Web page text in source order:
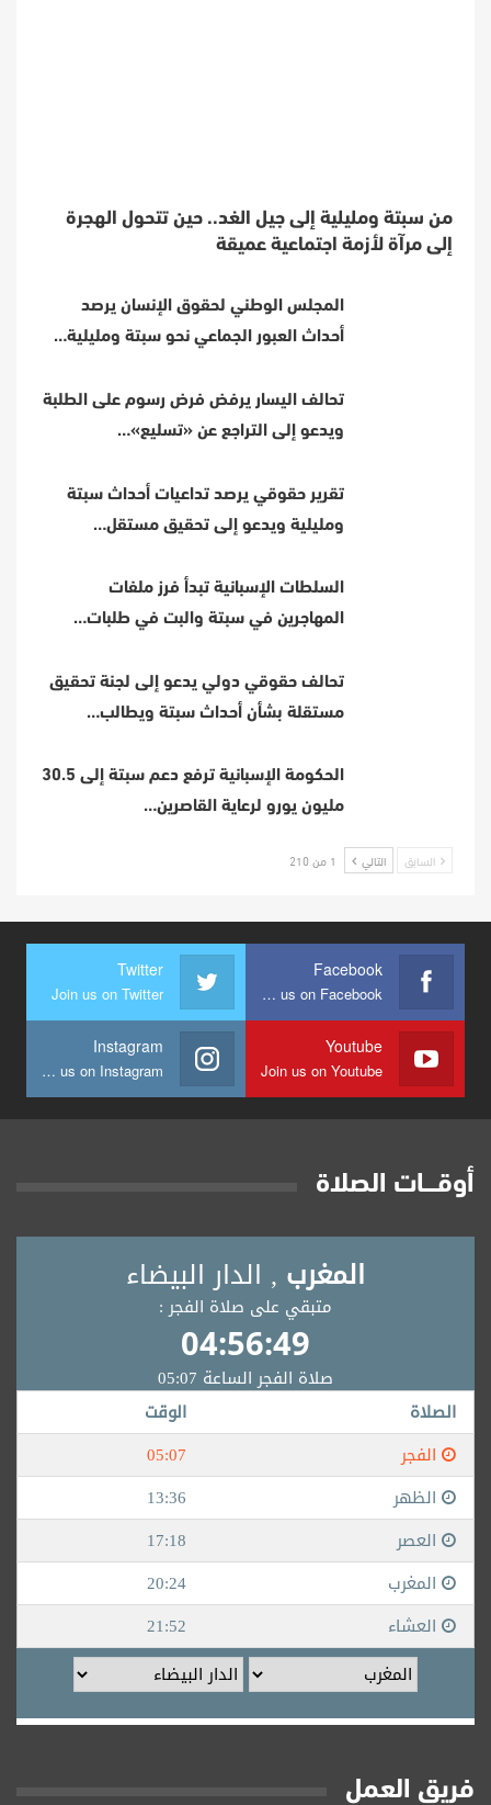
من سبتة ومليلية إلى جيل الغد.. حين تتحول الهجرة
إلى مرآة لأزمة اجتماعية عميقة
المجلس الوطني لحقوق الإنسان يرصد
أحداث العبور الجماعي نحو سبتة ومليلية…
تحالف اليسار يرفض فرض رسوم على الطلبة
ويدعو إلى التراجع عن «تسليع»…
تقرير حقوقي يرصد تداعيات أحداث سبتة
ومليلية ويدعو إلى تحقيق مستقل…
السلطات الإسبانية تبدأ فرز ملفات
المهاجرين في سبتة والبت في طلبات…
تحالف حقوقي دولي يدعو إلى لجنة تحقيق
مستقلة بشأن أحداث سبتة ويطالب…
الحكومة الإسبانية ترفع دعم سبتة إلى 30.5
مليون يورو لرعاية القاصرين…
السابق التالي 1 من 210
Facebook
Join us on Facebook
Twitter
Join us on Twitter
Youtube
Join us on Youtube
Instagram
Join us on Instagram
أوقــــات الصلاة
فريق العمل